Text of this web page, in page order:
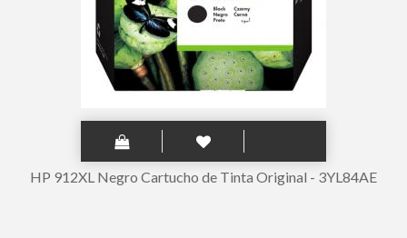
HP 912XL Negro Cartucho de Tinta Original - 3YL84AE